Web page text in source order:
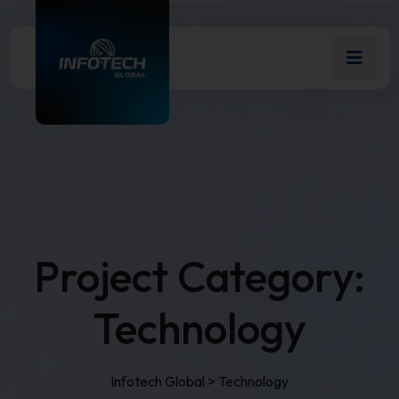
Project Category:
Technology
Infotech Global > Technology